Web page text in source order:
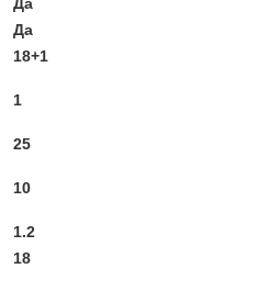
Да
18+1
1
25
10
1.2
18